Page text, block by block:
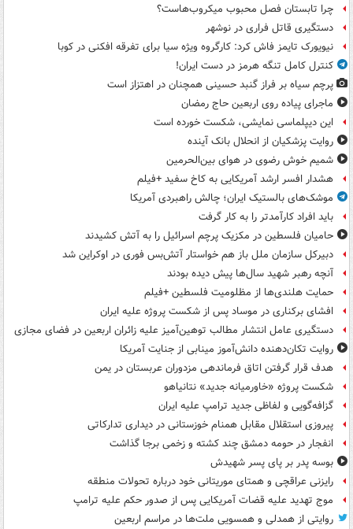
چرا تابستان فصل محبوب میکروب‌هاست؟
دستگیری قاتل فراری در نوشهر
نیویورک تایمز فاش کرد: کارگروه ویژه سیا برای تفرقه افکنی در کوبا
کنترل کامل تنگه هرمز در دست ایران!
پرچم سیاه بر فراز گنبد حسینی همچنان در اهتزاز است
ماجرای پیاده روی اربعین حاج رمضان
این دیپلماسی نمایشی، شکست خورده است
روایت پزشکیان از انحلال بانک آینده
شمیم خوش رضوی در هوای بین‌الحرمین
هشدار افسر ارشد آمریکایی به کاخ سفید +فیلم
موشک‌های بالستیک ایران؛ چالش راهبردی آمریکا
باید افراد کارآمدتر را به کار گرفت
حامیان فلسطین در مکزیک پرچم اسرائیل را به آتش کشیدند
دبیرکل سازمان ملل باز هم خواستار آتش‌بس فوری در اوکراین شد
آنچه رهبر شهید سال‌ها پیش دیده بودند
حمایت هلندی‌ها از مظلومیت فلسطین +فیلم
افشای برکناری در موساد پس از شکست پروژه علیه ایران
دستگیری عامل انتشار مطالب توهین‌آمیز علیه زائران اربعین در فضای مجازی
روایت تکان‌دهنده دانش‌آموز مینابی از جنایت آمریکا
هدف قرار گرفتن اتاق‌ فرماندهی مزدوران عربستان در یمن
شکست پروژه «خاورمیانه جدید» نتانیاهو
گزافه‌گویی و لفاظی جدید ترامپ علیه ایران
پیروزی استقلال مقابل همنام خوزستانی در دیداری تدارکاتی
انفجار در حومه دمشق چند کشته و زخمی برجا گذاشت
بوسه‌ پدر بر پای پسر شهیدش
رایزنی عراقچی و همتای موریتانی خود درباره تحولات منطقه
موج تهدید علیه قضات آمریکایی پس از صدور حکم علیه ترامپ
روایتی از همدلی و همسویی ملت‌ها در مراسم اربعین